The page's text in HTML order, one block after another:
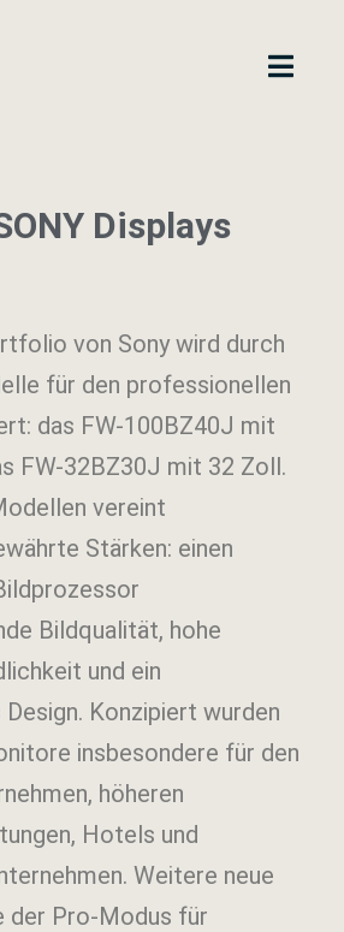
Displays
von Sony wird durch
für den professionellen
das FW-100BZ40J mit
FW-32BZ30J mit 32 Zoll.
vereint
Stärken: einen
Bildqualität, hohe
und ein
Konzipiert wurden
insbesondere für den
höheren
Hotels und
Weitere neue
der Pro-Modus für